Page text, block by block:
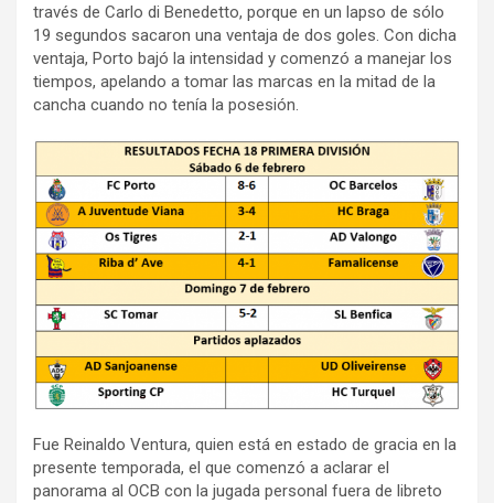
través de Carlo di Benedetto, porque en un lapso de sólo
19 segundos sacaron una ventaja de dos goles. Con dicha
ventaja, Porto bajó la intensidad y comenzó a manejar los
tiempos, apelando a tomar las marcas en la mitad de la
cancha cuando no tenía la posesión.
Fue Reinaldo Ventura, quien está en estado de gracia en la
presente temporada, el que comenzó a aclarar el
panorama al OCB con la jugada personal fuera de libreto